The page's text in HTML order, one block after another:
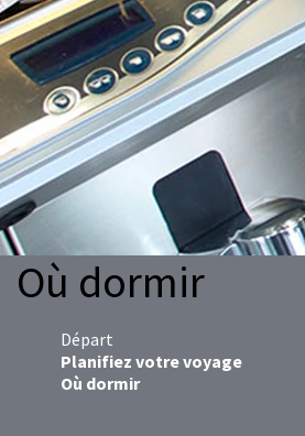
Où dormir
Départ
Planifiez votre voyage
Où dormir